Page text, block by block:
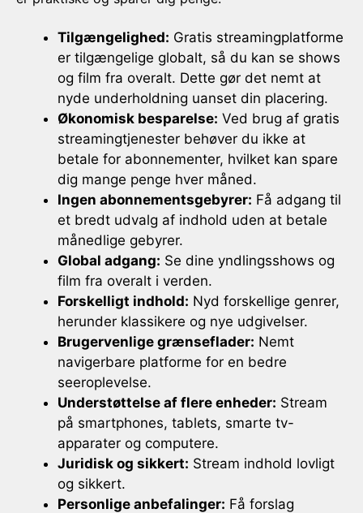
Tilgængelighed: Gratis streamingplatforme
er tilgængelige globalt, så du kan se shows
og film fra overalt. Dette gør det nemt at
nyde underholdning uanset din placering.
Økonomisk besparelse: Ved brug af gratis
streamingtjenester behøver du ikke at
betale for abonnementer, hvilket kan spare
dig mange penge hver måned.
Ingen abonnementsgebyrer: Få adgang til
et bredt udvalg af indhold uden at betale
månedlige gebyrer.
Global adgang: Se dine yndlingsshows og
film fra overalt i verden.
Forskelligt indhold: Nyd forskellige genrer,
herunder klassikere og nye udgivelser.
Brugervenlige grænseflader: Nemt
navigerbare platforme for en bedre
seeroplevelse.
Understøttelse af flere enheder: Stream
på smartphones, tablets, smarte tv-
apparater og computere.
Juridisk og sikkert: Stream indhold lovligt
og sikkert.
Personlige anbefalinger: Få forslag